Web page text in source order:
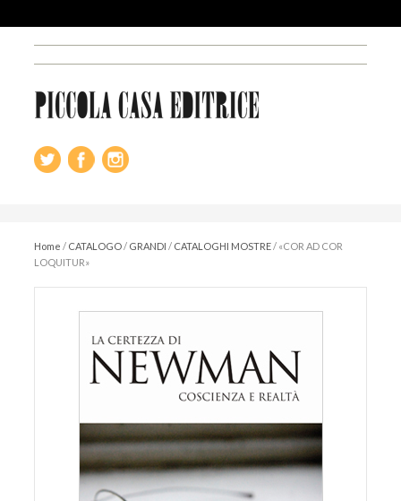
Home / CATALOGO/ GRANDI / CATALOGHI MOSTRE/ «COR AD COR
LOQUITUR»